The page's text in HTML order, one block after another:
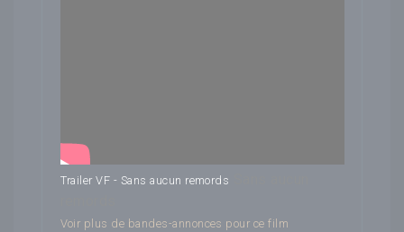
Trailer VF - Sans aucun remords
Voir plus de bandes-annonces pour ce film